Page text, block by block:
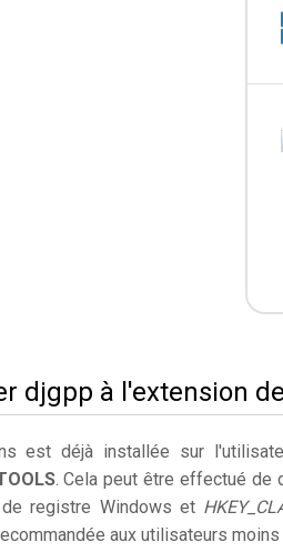
djgpp à l'extension
est déjà installée sur
. Cela peut être effectué de
registre Windows et
aux utilisateurs moins